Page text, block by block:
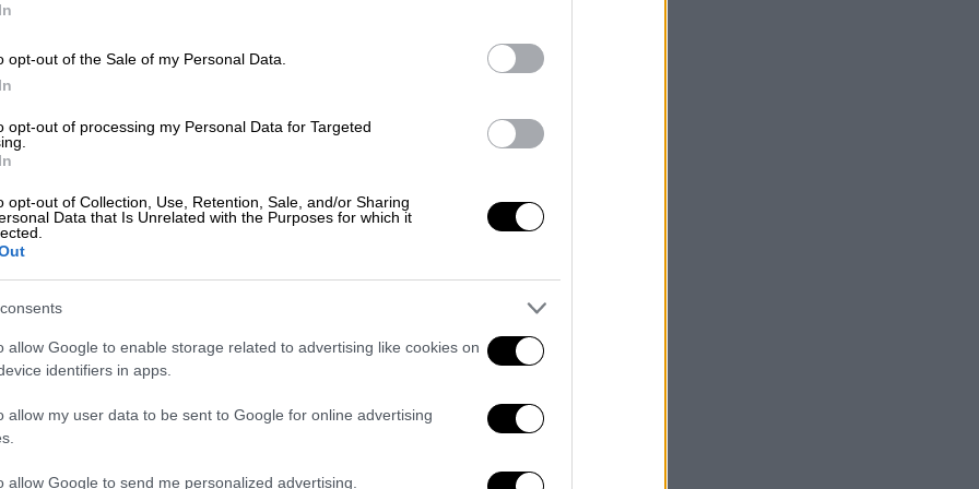
opt-out of the Sale of my Personal Data.
opt-out of processing my Personal Data for Targeted
opt-out of Collection, Use, Retention, Sale, and/or Sharing
Data that Is Unrelated with the Purposes for which it
allow Google to enable storage related to advertising like cookies on
identifiers in apps.
allow my user data to be sent to Google for online advertising
allow Google to send me personalized advertising.
αστυνομικό τμήμα για τα περαιτέρω,
για τον σχηματισμό της δικογραφίας
παραδοθεί στην δικαιοσύνη, αυτή να
χαιρόμαστε ωστόσο που κατέστη
Η γατούλα δεν θα επιστρέψει
αυτό έργο δεν θα επαναληφθεί κι
για το μέλλον.
της προανάκρισης προέκυψαν κι άλλα
όπου κοιμόταν, περίπου πέντε...
μαρτυρικό θάνατο στα χέρια του είναι